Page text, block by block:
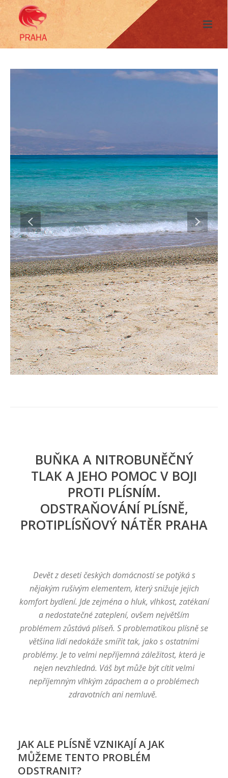
BUŇKA A NITROBUNĚČNÝ
TLAK A JEHO POMOC V BOJI
PROTI PLÍSNÍM.
ODSTRAŇOVÁNÍ PLÍSNĚ,
PROTIPLÍSŇOVÝ NÁTĚR PRAHA
Devět z deseti českých domácností se potýká s
nějakým rušivým elementem, který snižuje jejich
komfort bydlení. Jde zejména o hluk, vlhkost, zatékaní
a nedostatečné zateplení, ovšem největším
problémem zůstává plíseň. S problematikou plísně se
většina lidí nedokáže smířit tak, jako s ostatními
problémy. Je to velmi nepříjemná záležitost, která je
nejen nevzhledná. Váš byt může být cítit velmi
nepříjemným vlhkým zápachem a o problémech
zdravotních ani nemluvě.
JAK ALE PLÍSNĚ VZNIKAJÍ A JAK
MŮŽEME TENTO PROBLÉM
ODSTRANIT?